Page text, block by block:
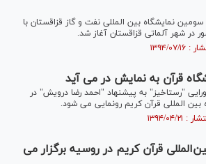
نمایشگاه بین المللی نفت و گاز قزاقستان با
قرآن به نمایش در می آید
"رستاخیز" به پیشنهاد "احمد رضا درویش" در
المللی قرآن کریم رونمایی می شود.
قرآن كريم در روسیه برگزار می